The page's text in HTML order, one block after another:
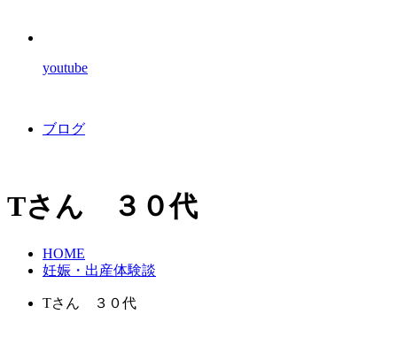
youtube
ブログ
Tさん ３０代
HOME
妊娠・出産体験談
Tさん ３０代